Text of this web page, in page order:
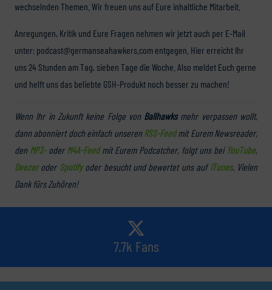
wechselnden Themen. Wir freuen uns auf Eure inhaltliche Mitarbeit.
Anregungen, Kritik und Eure Fragen nehmen wir jetzt auch per E-Mail
unter: podcast@germanseahawkers.com entgegen. Hier erreicht Ihr
uns 24 Stunden am Tag, sieben Tage die Woche. Also meldet Euch gerne
und helft uns das beliebte GSH-Produkt noch besser zu machen!
Wenn Ihr in Zukunft keine Folge von Ballhawksmehr verpassen wollt,
dann abonniert doch einfach unserenRSS-Feedmit Eurem Newsreader,
den MP3-oder M4A-Feedmit Eurem Podcatcher, folgt uns bei YouTube,
Deezeroder Spotifyoder besucht und bewertet uns aufiTunes. Vielen
Dank fürs Zuhören!
7.7k Fans